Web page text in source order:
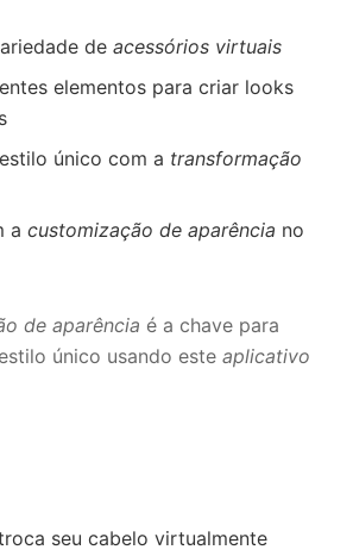
de acessórios virtuais
elementos para criar looks
único com a transformação
a customização de aparência no
de aparência é a chave para
único usando este aplicativo
seu cabelo virtualmente